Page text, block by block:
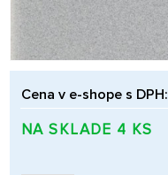
Cena v e-shope s DPH:
NA SKLADE 4 KS